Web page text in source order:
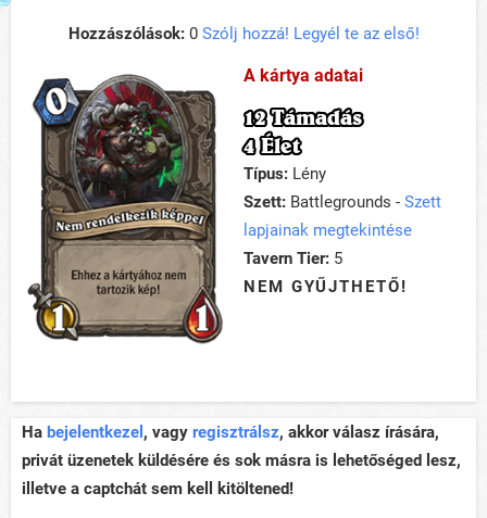
Hozzászólások:0 Szólj hozzá! Legyél te az első!
A kártya adatai
12 Támadás
4 Élet
Típus: Lény
Szett: Battlegrounds - Szett
lapjainak megtekintése
Tavern Tier: 5
NEM GYŰJTHETŐ!
Ha bejelentkezel , vagy regisztrálsz, akkor válasz írására,
privát üzenetek küldésére és sok másra is lehetőséged lesz,
illetve a captchát sem kell kitöltened!